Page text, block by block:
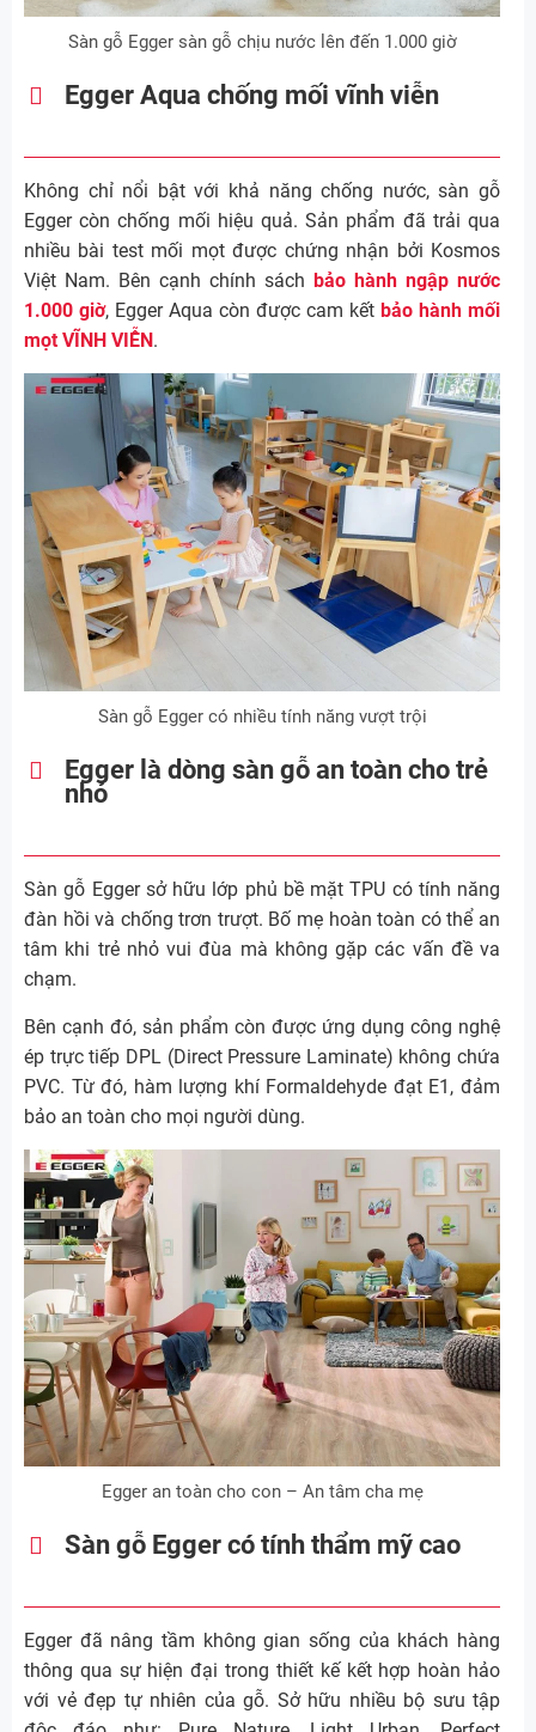
Sàn gỗ Egger sàn gỗ chịu nước lên đến 1.000 giờ
Egger Aqua chống mối vĩnh viễn
Không chỉ nổi bật với khả năng chống nước, sàn gỗ
Egger còn chống mối hiệu quả. Sản phẩm đã trải qua
nhiều bài test mối mọt được chứng nhận bởi Kosmos
Việt Nam. Bên cạnh chính sách bảo hành ngập nước
1.000 giờ, Egger Aqua còn được cam kết bảo hành mối
mọt VĨNH VIỄN .
Sàn gỗ Egger có nhiều tính năng vượt trội
Egger là dòng sàn gỗ an toàn cho trẻ
nhỏ
Sàn gỗ Egger sở hữu lớp phủ bề mặt TPU có tính năng
đàn hồi và chống trơn trượt. Bố mẹ hoàn toàn có thể an
tâm khi trẻ nhỏ vui đùa mà không gặp các vấn đề va
chạm.
Bên cạnh đó, sản phẩm còn được ứng dụng công nghệ
ép trực tiếp DPL (Direct Pressure Laminate) không chứa
PVC. Từ đó, hàm lượng khí Formaldehyde đạt E1, đảm
bảo an toàn cho mọi người dùng.
Egger an toàn cho con – An tâm cha mẹ
Sàn gỗ Egger có tính thẩm mỹ cao
Egger đã nâng tầm không gian sống của khách hàng
thông qua sự hiện đại trong thiết kế kết hợp hoàn hảo
với vẻ đẹp tự nhiên của gỗ. Sở hữu nhiều bộ sưu tập